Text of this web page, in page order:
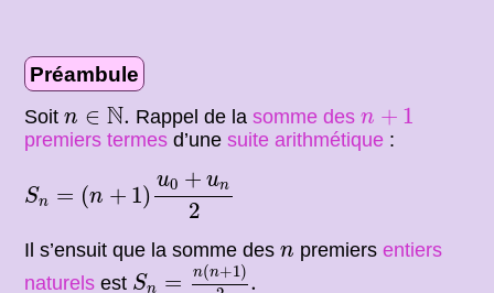
Préambule
Soitn ∈ N.
n ∈N. Rappel de lasomme desn + 1
n 1
premiers termes d’unesuite arithmétique :
Sn = (n + 1)
u0 + un
2
+un 2
Il s’ensuit que la somme desn
n premiersentiers
naturels est Sn = n(n+1) .
S n=n(n+1)2.